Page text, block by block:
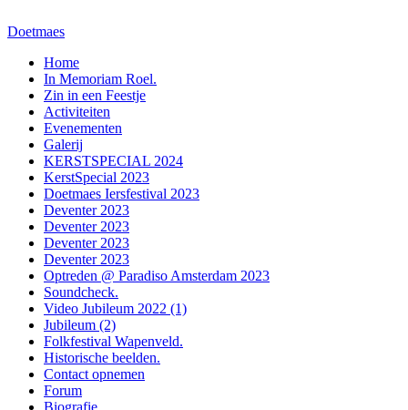
Doetmaes
Home
In Memoriam Roel.
Zin in een Feestje
Activiteiten
Evenementen
Galerij
KERSTSPECIAL 2024
KerstSpecial 2023
Doetmaes Iersfestival 2023
Deventer 2023
Deventer 2023
Deventer 2023
Deventer 2023
Optreden @ Paradiso Amsterdam 2023
Soundcheck.
Video Jubileum 2022 (1)
Jubileum (2)
Folkfestival Wapenveld.
Historische beelden.
Contact opnemen
Forum
Biografie